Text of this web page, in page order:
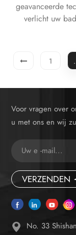
geavanceerde
verlicht uw
1
Voor vragen over
u met ons en wij
VERZENDEN
No. 33